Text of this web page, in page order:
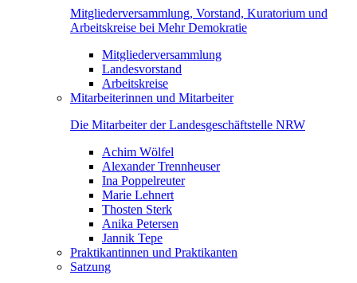
Mitgliederversammlung, Vorstand, Kuratorium und
Arbeitskreise bei Mehr Demokratie
Mitgliederversammlung
Landesvorstand
Arbeitskreise
Mitarbeiterinnen und Mitarbeiter
Die Mitarbeiter der Landesgeschäftstelle NRW
Achim Wölfel
Alexander Trennheuser
Ina Poppelreuter
Marie Lehnert
Thosten Sterk
Anika Petersen
Jannik Tepe
Praktikantinnen und Praktikanten
Satzung